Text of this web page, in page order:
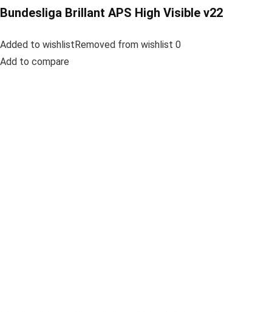
Bundesliga Brillant APS High Visible v22
Added to wishlistRemoved from wishlist 0
Add to compare